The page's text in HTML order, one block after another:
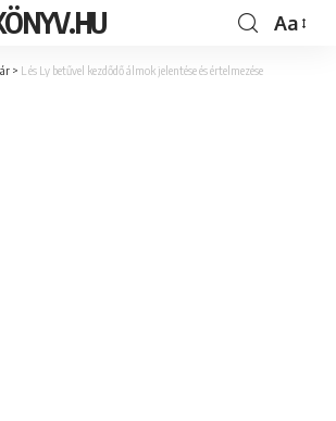
Aa
> L és Ly betűvel kezdődő álmok jelentése és értelmezése